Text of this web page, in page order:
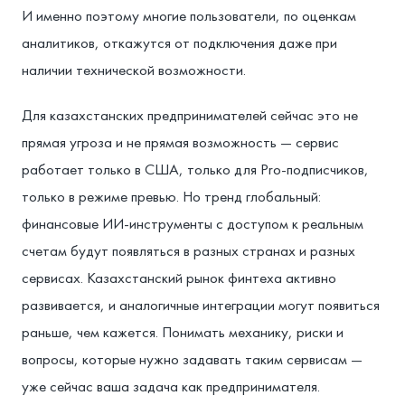
И именно поэтому многие пользователи, по оценкам
аналитиков, откажутся от подключения даже при
наличии технической возможности.
Для казахстанских предпринимателей сейчас это не
прямая угроза и не прямая возможность — сервис
работает только в США, только для Pro-подписчиков,
только в режиме превью. Но тренд глобальный:
финансовые ИИ-инструменты с доступом к реальным
счетам будут появляться в разных странах и разных
сервисах. Казахстанский рынок финтеха активно
развивается, и аналогичные интеграции могут появиться
раньше, чем кажется. Понимать механику, риски и
вопросы, которые нужно задавать таким сервисам —
уже сейчас ваша задача как предпринимателя.